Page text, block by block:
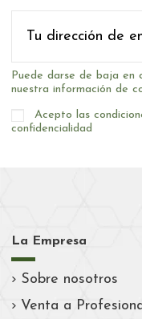
Puede darse de baja en
nuestra información de
Acepto las
confidencialidad
La Empresa
Sobre nosotros
Venta a